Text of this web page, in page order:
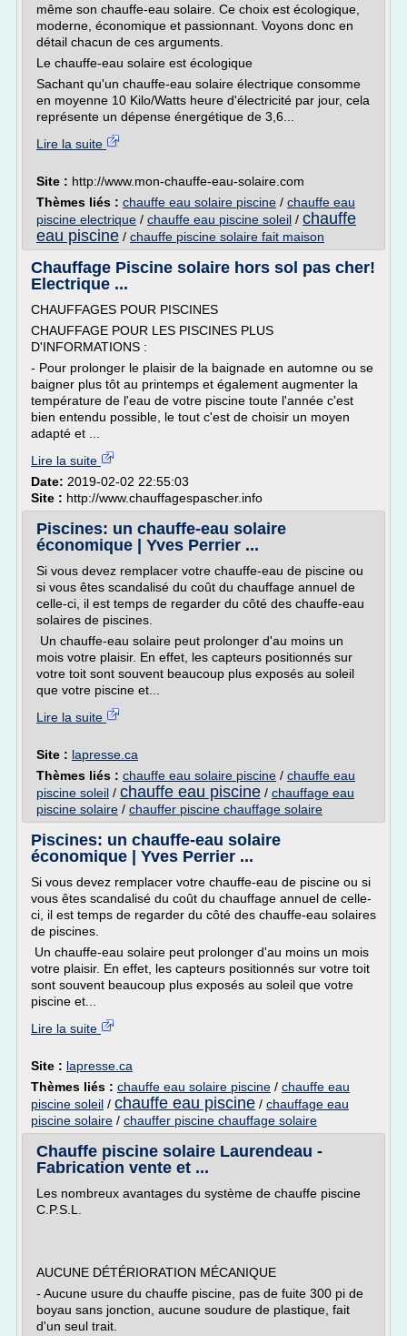
même son chauffe-eau solaire. Ce choix est écologique,
moderne, économique et passionnant. Voyons donc en
détail chacun de ces arguments.
Le chauffe-eau solaire est écologique
Sachant qu'un chauffe-eau solaire électrique consomme
en moyenne 10 Kilo/Watts heure d'électricité par jour, cela
représente un dépense énergétique de 3,6...
Lire la suite
Site : http://www.mon-chauffe-eau-solaire.com
Thèmes liés : chauffe eau solaire piscine / chauffe eau
piscine electrique / chauffe eau piscine soleil / chauffe
eau piscine / chauffe piscine solaire fait maison
Chauffage Piscine solaire hors sol pas cher!
Electrique ...
CHAUFFAGES POUR PISCINES
CHAUFFAGE POUR LES PISCINES PLUS
D'INFORMATIONS :
- Pour prolonger le plaisir de la baignade en automne ou se
baigner plus tôt au printemps et également augmenter la
température de l'eau de votre piscine toute l'année c'est
bien entendu possible, le tout c'est de choisir un moyen
adapté et ...
Lire la suite
Date: 2019-02-02 22:55:03
Site : http://www.chauffagespascher.info
Piscines: un chauffe-eau solaire
économique | Yves Perrier ...
Si vous devez remplacer votre chauffe-eau de piscine ou
si vous êtes scandalisé du coût du chauffage annuel de
celle-ci, il est temps de regarder du côté des chauffe-eau
solaires de piscines.
Un chauffe-eau solaire peut prolonger d'au moins un
mois votre plaisir. En effet, les capteurs positionnés sur
votre toit sont souvent beaucoup plus exposés au soleil
que votre piscine et...
Lire la suite
Site : lapresse.ca
Thèmes liés : chauffe eau solaire piscine / chauffe eau
piscine soleil / chauffe eau piscine / chauffage eau
piscine solaire / chauffer piscine chauffage solaire
Piscines: un chauffe-eau solaire
économique | Yves Perrier ...
Si vous devez remplacer votre chauffe-eau de piscine ou si
vous êtes scandalisé du coût du chauffage annuel de celle-
ci, il est temps de regarder du côté des chauffe-eau solaires
de piscines.
Un chauffe-eau solaire peut prolonger d'au moins un mois
votre plaisir. En effet, les capteurs positionnés sur votre toit
sont souvent beaucoup plus exposés au soleil que votre
piscine et...
Lire la suite
Site : lapresse.ca
Thèmes liés : chauffe eau solaire piscine / chauffe eau
piscine soleil / chauffe eau piscine / chauffage eau
piscine solaire / chauffer piscine chauffage solaire
Chauffe piscine solaire Laurendeau -
Fabrication vente et ...
Les nombreux avantages du système de chauffe piscine
C.P.S.L.
AUCUNE DÉTÉRIORATION MÉCANIQUE
- Aucune usure du chauffe piscine, pas de fuite 300 pi de
boyau sans jonction, aucune soudure de plastique, fait
d'un seul trait.